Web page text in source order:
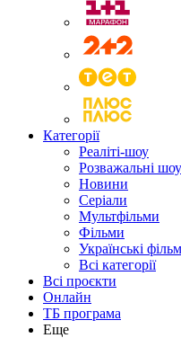
Категорії
Реаліті-шоу
Розважальні шоу
Новини
Серіали
Мультфільми
Фільми
Українські
Всі категорії
Всі проєкти
Онлайн
ТБ програма
Еще